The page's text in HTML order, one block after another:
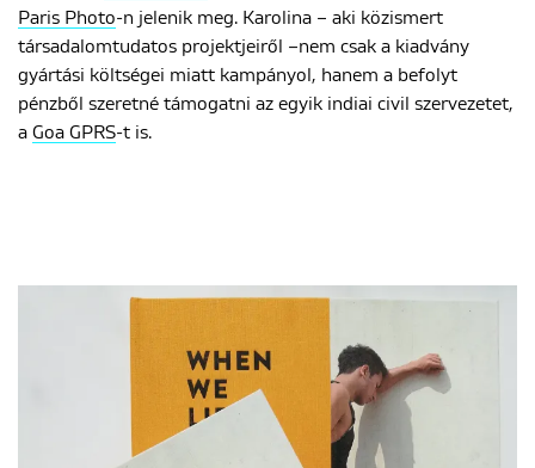
Paris Photo-n jelenik meg. Karolina – aki közismert
társadalomtudatos projektjeiről –nem csak a kiadvány
gyártási költségei miatt kampányol, hanem a befolyt
pénzből szeretné támogatni az egyik indiai civil szervezetet,
a Goa GPRS-t is.